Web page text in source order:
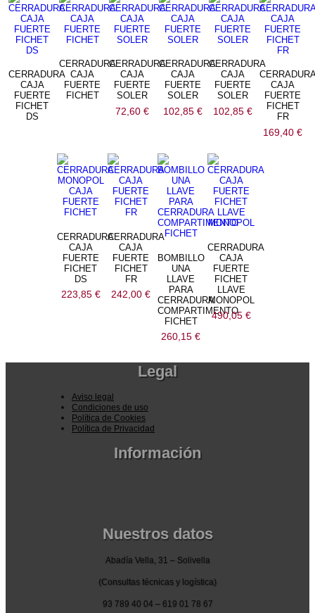
a
alto
CERRADURA
CAJA
FUERTE
FICHET
DS
CERRADURA
CAJA
FUERTE
FICHET
CERRADURA
CAJA
FUERTE
SOLER
72,60€
CERRADURA
CAJA
FUERTE
SOLER
102,85 €
CERRADURA
CAJA
FUERTE
SOLER
102,85 €
CAJA
FUERTE
FICHET
FR
169,40€
CERRADURA
CAJA
FUERTE
FICHET
DS
223,85 €
CERRADURA
CAJA
FUERTE
FICHET
FR
242,00€
BOMBILLO
UNA
LLAVE
PARA
CERRADURA
COMPARTIMENTO
FICHET
260,15€
CERRADURA
CAJA
FUERTE
FICHET
LLAVE
MONOPOL
490,05 €
Legal
Aviso legal
Condiciones de uso
Política de Cookies
Política de Privacidad
Información
Nuestros datos
Abadía Vella, 31 – Solivella
(Consultas técnicas y logística)
93 789 40 04 – 619 01 78 67